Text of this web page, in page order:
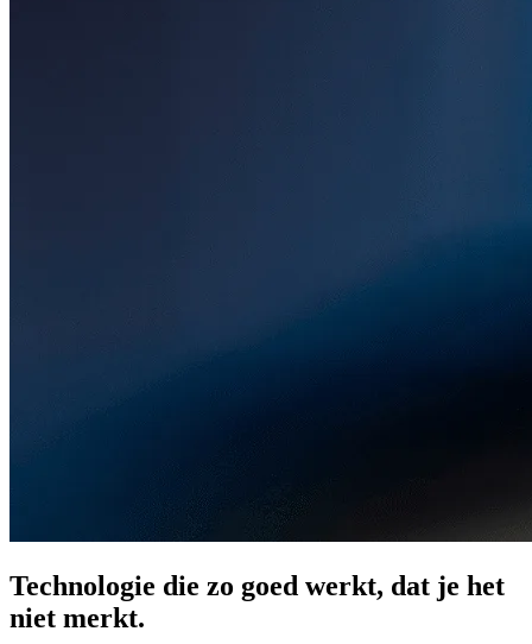
Technologie die zo goed werkt, dat je het
niet merkt.